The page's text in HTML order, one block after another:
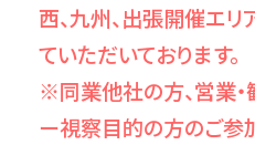
西、九州、出張開催エ
ていただいております。
※同業他社の方、営業・
ー視察目的の方のご参